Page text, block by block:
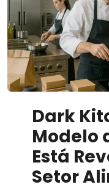
Dark
Modelo
Está
Setor